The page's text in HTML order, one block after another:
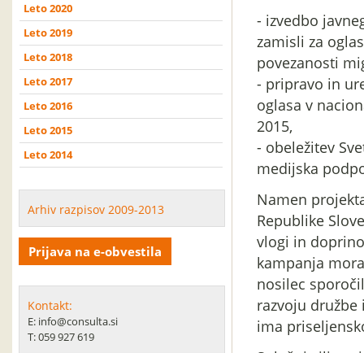
Leto 2020
Leto 2019
Leto 2018
Leto 2017
Leto 2016
Leto 2015
Leto 2014
Arhiv razpisov 2009-2013
Prijava na e-obvestila
Kontakt:
E: info@consulta.si
T: 059 927 619
- izvedbo
zamisli za
povezanosti
- pripravo in
oglasa v
2015,
- obeležitev
medijska
Namen
Republike
vlogi in
kampanja
nosilec
razvoju družbe
ima